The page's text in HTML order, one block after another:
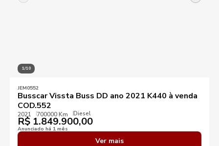
1/10
JEM0552
Busscar Vissta Buss DD ano 2021 K440 à venda
COD.552
2021 700000 Km Diesel
R$ 1.849.900,00
Anunciado há 1 mês
Ver mais